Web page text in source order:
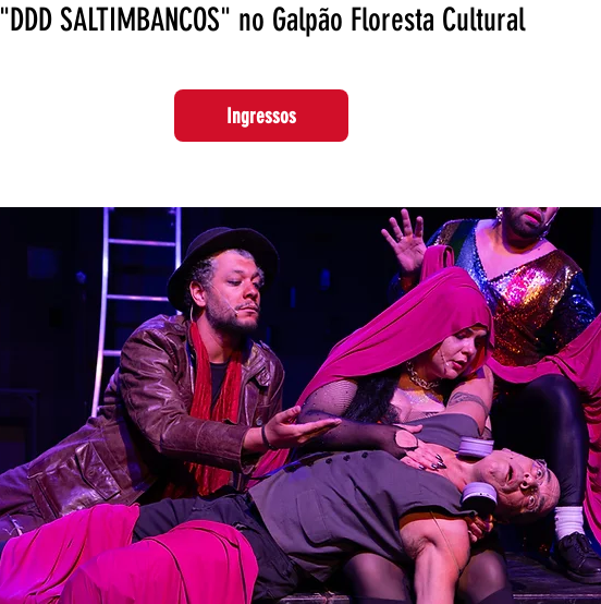
"DDD SALTIMBANCOS" no Galpão Floresta Cultural
Ingressos